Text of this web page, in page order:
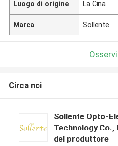
Luogo di origine La Cina
Marca Sollente
Circa noi
Sollente Opto-
Technology
del produttore